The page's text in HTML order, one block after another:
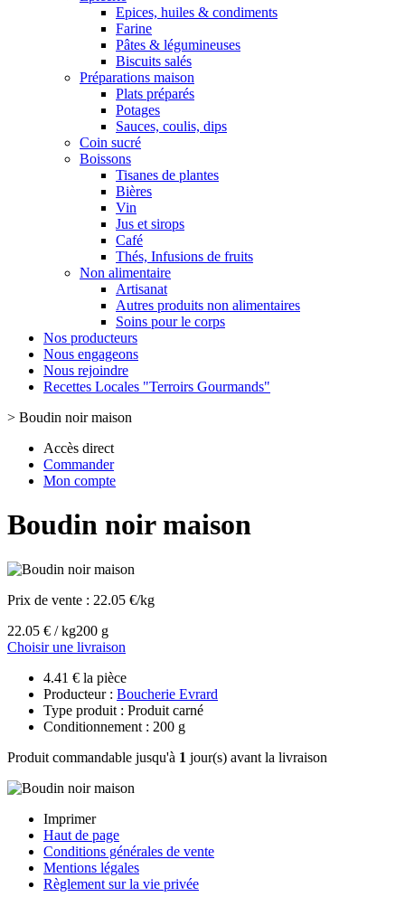
Epices, huiles & condiments
Farine
Pâtes & légumineuses
Biscuits salés
Préparations maison
Plats préparés
Potages
Sauces, coulis, dips
Coin sucré
Boissons
Tisanes de plantes
Bières
Vin
Jus et sirops
Café
Thés, Infusions de fruits
Non alimentaire
Artisanat
Autres produits non alimentaires
Soins pour le corps
Nos producteurs
Nous engageons
Nous rejoindre
Recettes Locales "Terroirs Gourmands"
> Boudin noir maison
Accès direct
Commander
Mon compte
Boudin noir maison
Prix de vente : 22.05 €/kg
22.05 € / kg200 g
Choisir une livraison
4.41 € la pièce
Producteur : Boucherie Evrard
Type produit : Produit carné
Conditionnement : 200 g
Produit commandable jusqu'à 1 jour(s) avant la livraison
Imprimer
Haut de page
Conditions générales de vente
Mentions légales
Règlement sur la vie privée